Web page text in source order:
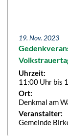
19. Nov. 2023
Uhrzeit:
11:00 Uhr bis
Ort:
Denkmal am
Veranstalter:
Gemeinde